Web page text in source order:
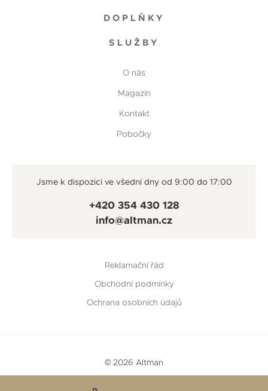
DOPLŇKY
SLUŽBY
O nás
Magazín
Kontakt
Pobočky
Jsme k dispozici ve všední dny od 9:00 do 17:00
+420 354 430 128
info@altman.cz
Reklamační řád
Obchodní podmínky
Ochrana osobních údajů
© 2026 Altman